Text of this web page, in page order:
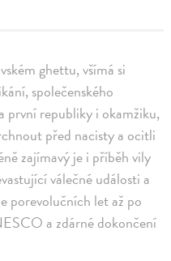
ghettu, všímá si
společenského
první republiky i okamžiku,
před nacisty a ocitli
zajímavý je i příběh vily
válečné události a
porevolučních let až po
a zdárné dokončení